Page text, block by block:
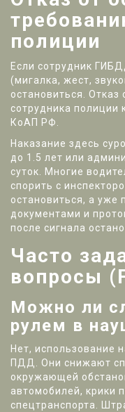
полиции
Если сотрудник
(мигалка, жест,
остановиться.
сотрудника полиции
КоАП РФ.
Наказание здесь
до 1.5 лет или
суток. Многие
спорить с
остановиться, а уже
документами и
после сигнала
Часто
вопросы
Можно ли
рулем в
Нет, использование
ПДД. Они снижают
окружающей
автомобилей, крики
спецтранспорта.